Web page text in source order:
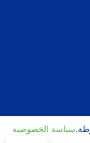
سياسة الخصوصية